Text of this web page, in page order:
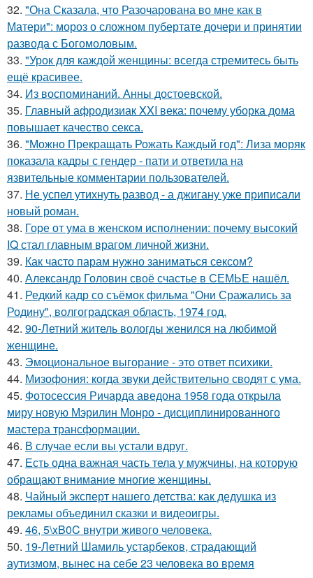
32. "Она Сказала, что Разочарована во мне как в
Матери": мороз о сложном пубертате дочери и принятии
развода с Богомоловым.
33. "Урок для каждой женщины: всегда стремитесь быть
ещё красивее.
34. Из воспоминаний. Анны достоевской.
35. Главный афродизиак XXI века: почему уборка дома
повышает качество секса.
36. "Можно Прекращать Рожать Каждый год": Лиза моряк
показала кадры с гендер - пати и ответила на
язвительные комментарии пользователей.
37. Не успел утихнуть развод - а джигану уже приписали
новый роман.
38. Горе от ума в женском исполнении: почему высокий
IQ стал главным врагом личной жизни.
39. Как часто парам нужно заниматься сексом?
40. Александр Головин своё счастье в СЕМЬЕ нашёл.
41. Редкий кадр со съёмок фильма "Они Сражались за
Родину", волгоградская область, 1974 год.
42. 90-Летний житель вологды женился на любимой
женщине.
43. Эмоциональное выгорание - это ответ психики.
44. Мизофония: когда звуки действительно сводят с ума.
45. Фотосессия Ричарда аведона 1958 года открыла
миру новую Мэрилин Монро - дисциплинированного
мастера трансформации.
46. В случае если вы устали вдруг.
47. Есть одна важная часть тела у мужчины, на которую
обращают внимание многие женщины.
48. Чайный эксперт нашего детства: как дедушка из
рекламы объединил сказки и видеоигры.
49. 46, 5\xB0C внутри живого человека.
50. 19-Летний Шамиль устарбеков, страдающий
аутизмом, вынес на себе 23 человека во время